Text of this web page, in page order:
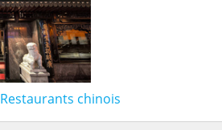
Restaurants chinois